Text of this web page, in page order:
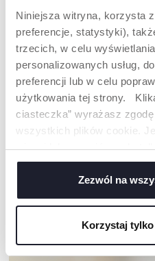
Niniejsza witryna, korzysta
preferencje, statystyki),
trzecich, w celu
personalizowanych usług,
preferencji lub w celu
użytkowania tej strony.
ciasteczka” wyrażasz
wszystkich plików cookie.
więcej lub wyrazić zgodę
kliknij „Ustawienia”.
zgodę na używanie
cookie, które są niezbędne
Zezwól na
Korzystaj
OKULARY
PRZECIWSŁONECZNE
24M+ POLARIZED